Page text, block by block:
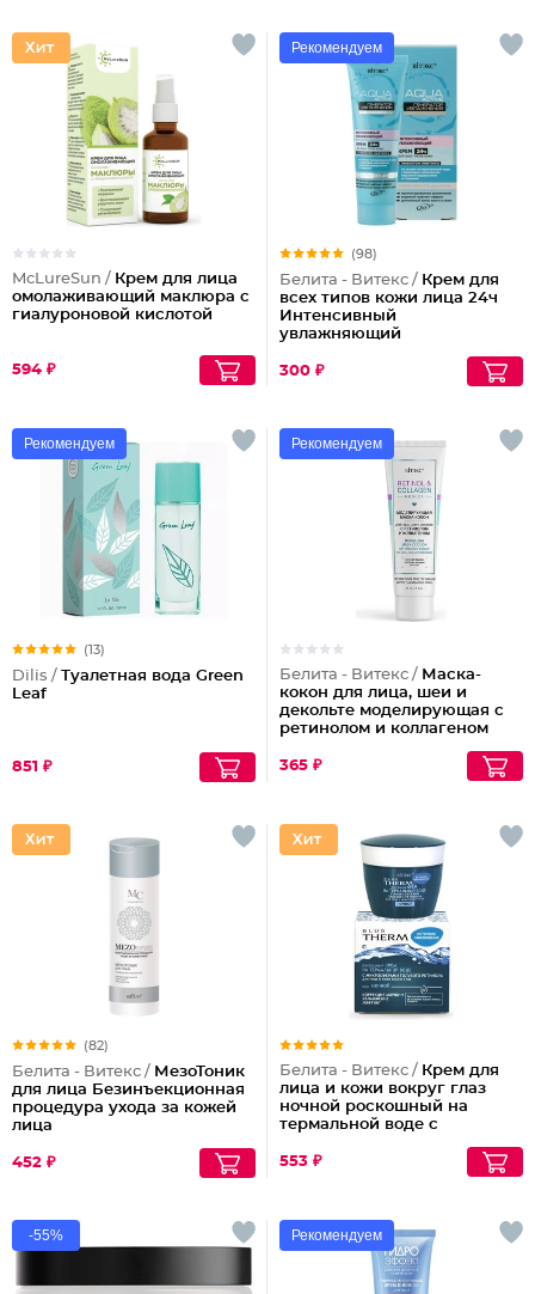
McLureSun / Крем для лица
омолаживающий маклюра с
гиалуроновой кислотой
594 ₽
Рекомендуем
(98)
Белита - Витекс / Крем для
всех типов кожи лица 24ч
Интенсивный
увлажняющий
300 ₽
Рекомендуем
(13)
Dilis / Туалетная вода Green
Leaf
851 ₽
Рекомендуем
Белита - Витекс / Маска-
кокон для лица, шеи и
декольте моделирующая с
ретинолом и коллагеном
365 ₽
(82)
Белита - Витекс / МезоТоник
для лица Безинъекционная
процедура ухода за кожей
лица
452 ₽
Белита - Витекс / Крем для
лица и кожи вокруг глаз
ночной роскошный на
термальной воде с
ретинола Blue Therm
553 ₽
-55% Рекомендуем